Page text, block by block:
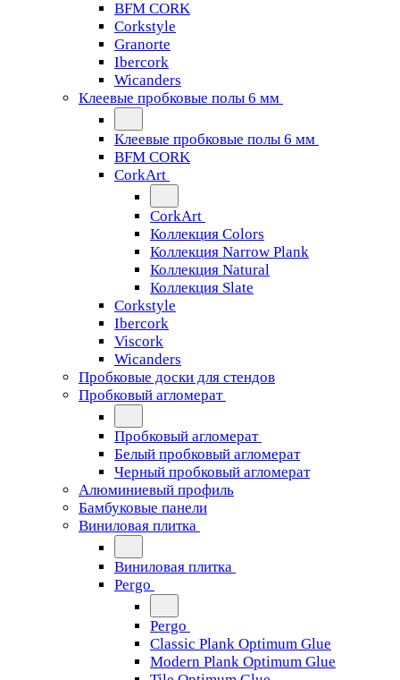
BFM CORK
Corkstyle
Granorte
Ibercork
Wicanders
Клеевые пробковые полы 6 мм
Клеевые пробковые полы 6 мм
BFM CORK
CorkArt
CorkArt
Коллекция Colors
Коллекция Narrow Plank
Коллекция Natural
Коллекция Slate
Corkstyle
Ibercork
Viscork
Wicanders
Пробковые доски для стендов
Пробковый агломерат
Пробковый агломерат
Белый пробковый агломерат
Черный пробковый агломерат
Алюминиевый профиль
Бамбуковые панели
Виниловая плитка
Виниловая плитка
Pergo
Pergo
Classic Plank Optimum Glue
Modern Plank Optimum Glue